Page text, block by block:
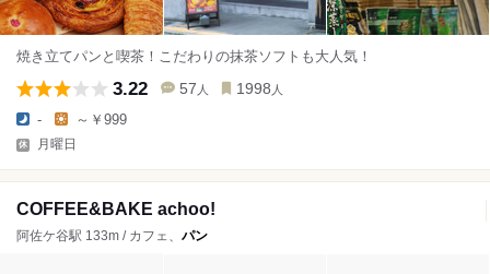
焼き立てパンと喫茶！こだわりの抹茶ソフトも大人気！
3.22 57 人 1998 人
- ～￥999
月曜日
COFFEE&BAKE achoo!
阿佐ケ谷駅 133m / カフェ、 パン